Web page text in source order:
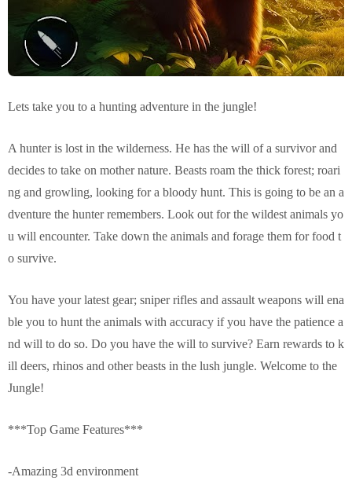
Lets take you to a hunting adventure in the jungle!
A hunter is lost in the wilderness. He has the will of a survivor and
decides to take on mother nature. Beasts roam the thick forest; roari
ng and growling, looking for a bloody hunt. This is going to be an a
dventure the hunter remembers. Look out for the wildest animals yo
u will encounter. Take down the animals and forage them for food t
o survive.
You have your latest gear; sniper rifles and assault weapons will ena
ble you to hunt the animals with accuracy if you have the patience a
nd will to do so. Do you have the will to survive? Earn rewards to k
ill deers, rhinos and other beasts in the lush jungle. Welcome to the
Jungle!
***Top Game Features***
-Amazing 3d environment